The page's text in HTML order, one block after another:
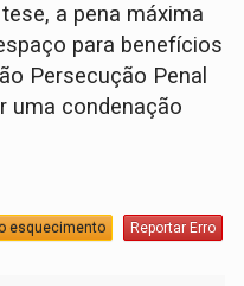
a pena máxima
para benefícios
Persecução Penal
uma condenação
esquecimento Reportar Erro